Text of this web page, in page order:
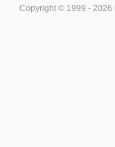
Copyright © 1999 - 2026